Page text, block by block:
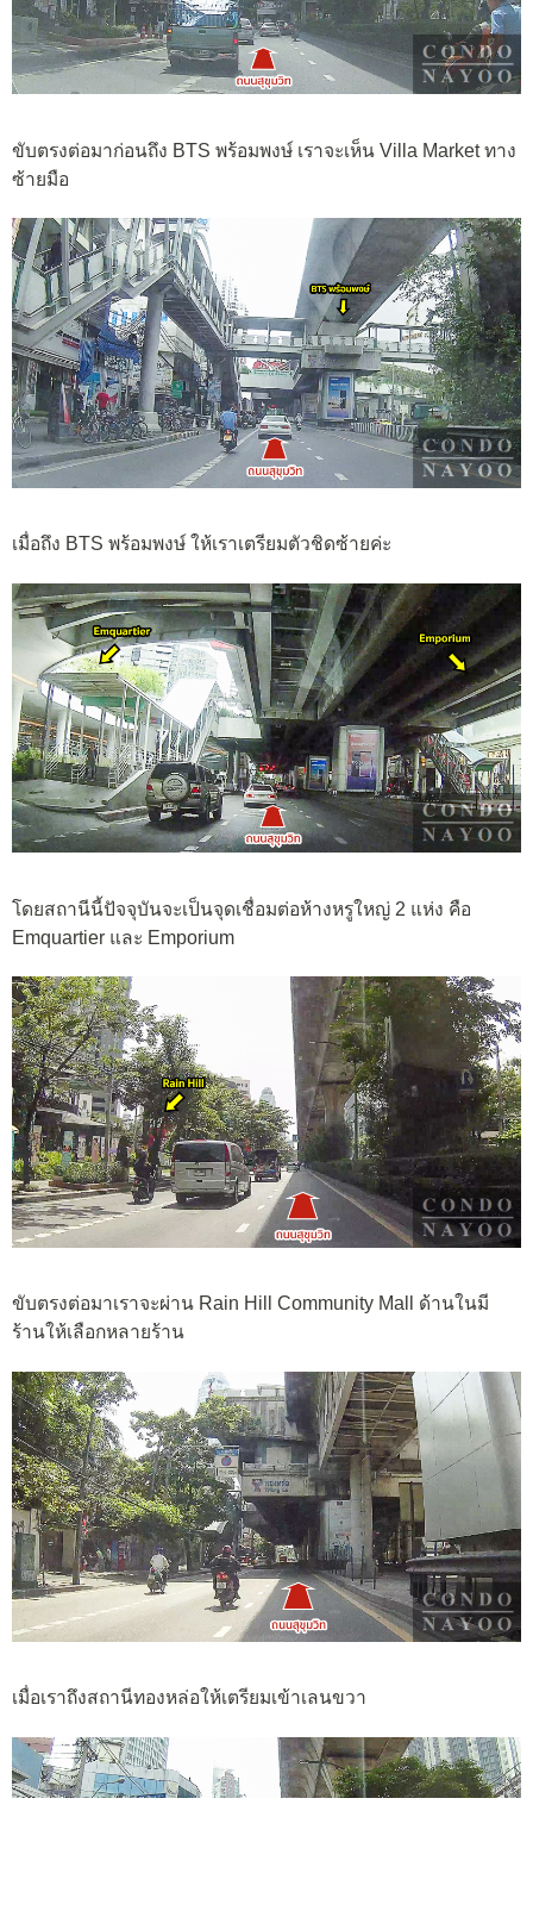
ขับตรงต่อมาก่อนถึง BTS พร้อมพงษ์ เราจะเห็น Villa Market ทาง
ซ้ายมือ
เมื่อถึง BTS พร้อมพงษ์ ให้เราเตรียมตัวชิดซ้ายค่ะ
โดยสถานีนี้ปัจจุบันจะเป็นจุดเชื่อมต่อห้างหรูใหญ่ 2 แห่ง คือ
Emquartier และ Emporium
ขับตรงต่อมาเราจะผ่าน Rain Hill Community Mall ด้านในมี
ร้านให้เลือกหลายร้าน
เมื่อเราถึงสถานีทองหล่อให้เตรียมเข้าเลนขวา